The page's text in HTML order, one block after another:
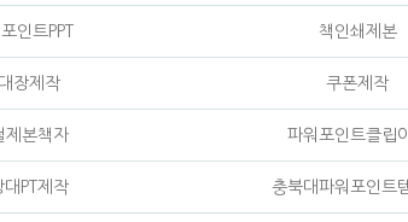
인트PPT 책인쇄제본
장제작 쿠폰제작
제본책자 파워포인트클립
대PT제작 충북대파워포인트